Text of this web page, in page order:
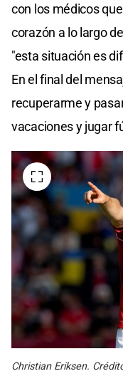
con los médicos
corazón a lo largo
"esta situación es
En el final del
recuperarme y
vacaciones y jugar
Christian Eriksen.